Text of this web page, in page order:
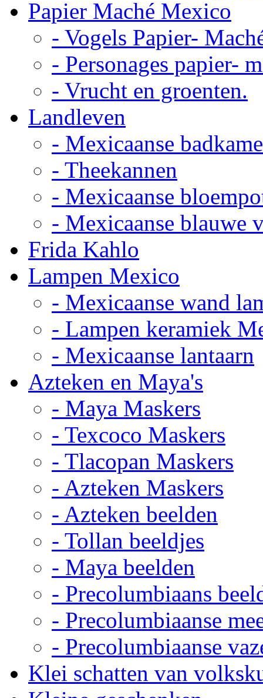
Papier Maché Mexico
- Vogels Papier-
- Personages papier-
- Vrucht en groenten.
Landleven
- Mexicaanse
- Theekannen
- Mexicaanse
- Mexicaanse blauwe
Frida Kahlo
Lampen Mexico
- Mexicaanse wand
- Lampen keramiek
- Mexicaanse lantaarn
Azteken en Maya's
- Maya Maskers
- Texcoco Maskers
- Tlacopan Maskers
- Azteken Maskers
- Azteken beelden
- Tollan beeldjes
- Maya beelden
- Precolumbiaans
- Precolumbiaanse
- Precolumbiaanse
Klei schatten van